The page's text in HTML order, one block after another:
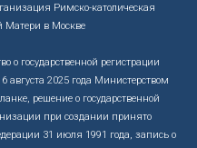
Римско-католическая
Матери в Москве
о государственной регистрации
августа 2025 года Министерством
решение о государственной
при создании принято
31 июля 1991 года, запись о